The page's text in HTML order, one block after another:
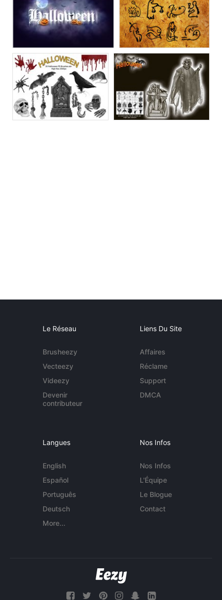
Le Réseau
Brusheezy
Vecteezy
Videezy
Devenir
contributeur
Liens Du Site
Affaires
Réclame
Support
DMCA
Langues
English
Español
Português
Deutsch
More...
Nos Infos
Nos Infos
L'Équipe
Le Blogue
Contact